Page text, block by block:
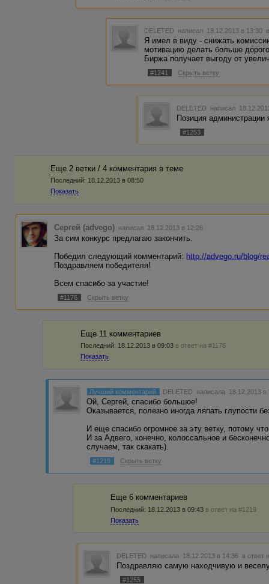
DELETED написал 18.12.2013 в 13:30
Я имел в виду - снижать
мотивацию делать больше
Биржа получает выгоду от
#1241 Скрыть ветку
DELETED написал
Позиция администрации
#1253
Еще 2 ветки / 4 комментария в темe
Последний: 18.12.2013 в 08:50
Показать
Сергей (advego) написал 18.12.2013 в 12:26
За сим конкурс предлагаю закончить.
Победил следующий комментарий: http://advego.ru/blog/
Поздравляем победителя!
Всем спасибо за участие!
#1176 Скрыть ветку
Еще 11 комментариев
Последний: 18.12.2013 в 09:03 в ответ на #1176
Показать
Лучший комментарий DELETED написала 18.12.2013
Ой, Сергей, спасибо большое!
Оказывается, полезно иногда ляпать глупости
И еще спасибо огромное за эту ветку, потому
И за Адвего, конечно, колоссальное и
случаем, так скакать).
#1219 Скрыть ветку
Еще 6 комментариев
Последний: 18.12.2013 в 09:43 в ответ на #1219
Показать
DELETED написала 18.12.2013 в 14:36 в ответ
Поздравляю самую находчивую и
#1255